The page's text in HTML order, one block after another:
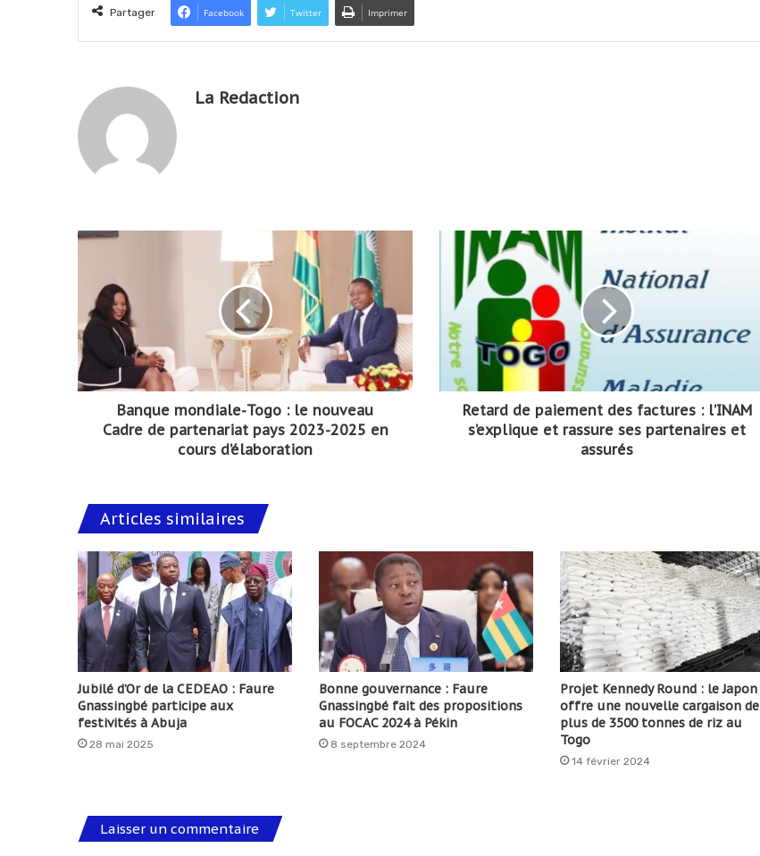
Partager Facebook Twitter Imprimer
La Redaction
Banque mondiale-Togo : le nouveau
Cadre de partenariat pays 2023-2025 en
cours d’élaboration
Retard de paiement des factures : l’INAM
s’explique et rassure ses partenaires et
assurés
Articles similaires
Jubilé d’Or de la CEDEAO : Faure
Gnassingbé participe aux
festivités à Abuja
28 mai 2025
Bonne gouvernance : Faure
Gnassingbé fait des propositions
au FOCAC 2024 à Pékin
8 septembre 2024
Projet Kennedy Round : le Japon
offre une nouvelle cargaison de
plus de 3500 tonnes de riz au
Togo
14 février 2024
Laisser un commentaire